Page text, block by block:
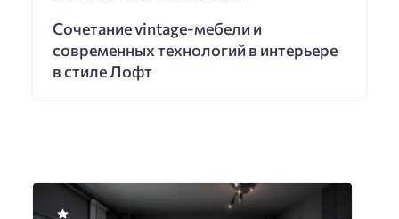
Сочетание vintage-мебели и
современных технологий в интерьере
в стиле Лофт